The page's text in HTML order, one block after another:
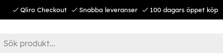
Qliro Checkout Snabba leveranser 100 dagars öppet köp